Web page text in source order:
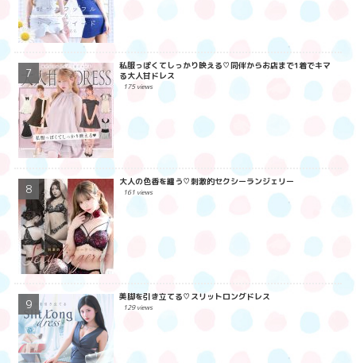
私服っぽくてしっかり映える♡同伴からお店まで1着でキマ
る大人甘ドレス
175 views
大人の色香を纏う♡刺激的セクシーランジェリー
161 views
美脚を引き立てる♡スリットロングドレス
129 views